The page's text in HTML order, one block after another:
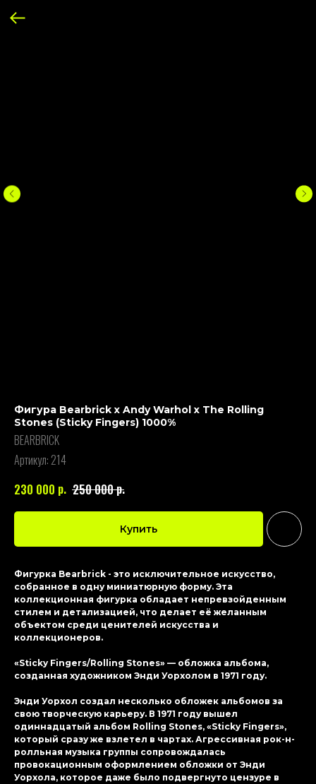
Фигура Bearbrick x Andy Warhol x The Rolling
Stones (Sticky Fingers) 1000%
BEARBRICK
Артикул: 214
230 000 р. 250 000р.
Купить
Фигурка Bearbrick - это исключительное искусство,
собранное в одну миниатюрную форму. Эта
коллекционная фигурка обладает непревзойденным
стилем и детализацией, что делает её желанным
объектом среди ценителей искусства и
коллекционеров.
«Sticky Fingers/Rolling Stones» — обложка альбома,
созданная художником Энди Уорхолом в 1971 году.
Энди Уорхол создал несколько обложек альбомов за
свою творческую карьеру. В 1971 году вышел
одиннадцатый альбом Rolling Stones, «Sticky Fingers»,
который сразу же взлетел в чартах. Агрессивная рок-н-
ролльная музыка группы сопровождалась
провокационным оформлением обложки от Энди
Уорхола, которое даже было подвергнуто цензуре в